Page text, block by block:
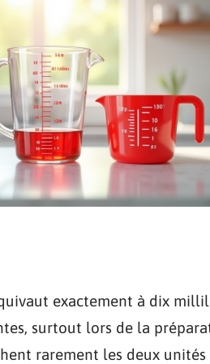
exactement à dix
surtout lors de la
rarement les deux